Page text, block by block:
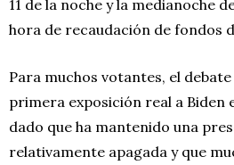
11 de la noche y la medianoche
hora de recaudación de fondos
Para muchos votantes, el
primera exposición real a Biden
dado que ha mantenido una
relativamente apagada y que